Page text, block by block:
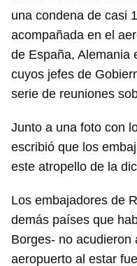
una condena de casi
acompañada en el
de España, Alemania
cuyos jefes de
serie de reuniones
Junto a una foto con
escribió que los
este atropello de la
Los embajadores de
demás países que
Borges- no acudieron
aeropuerto al estar